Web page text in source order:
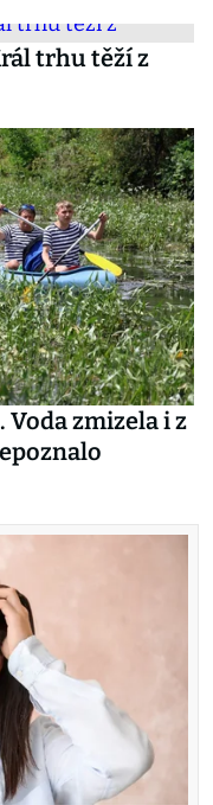
trhu těží z
zmizela i z